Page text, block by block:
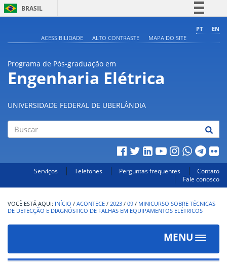
BRASIL
Comunica BR
Acesso à informação
Legislação
PT
EN
ACESSIBILIDADE
ALTO CONTRASTE MAPA DO SITE
Programa de Pós-graduação em
Engenharia Elétrica
UNIVERSIDADE FEDERAL DE UBERLÂNDIA
Serviços Telefones Perguntas frequentes
Contato
Fale conosco
INÍCIO / ACONTECE / 2023 / 09 / MINICURSO SOBRE TÉCNICAS
DE DETECÇÃO E DIAGNÓSTICO DE FALHAS EM EQUIPAMENTOS ELÉTRICOS
MENU
Toggle